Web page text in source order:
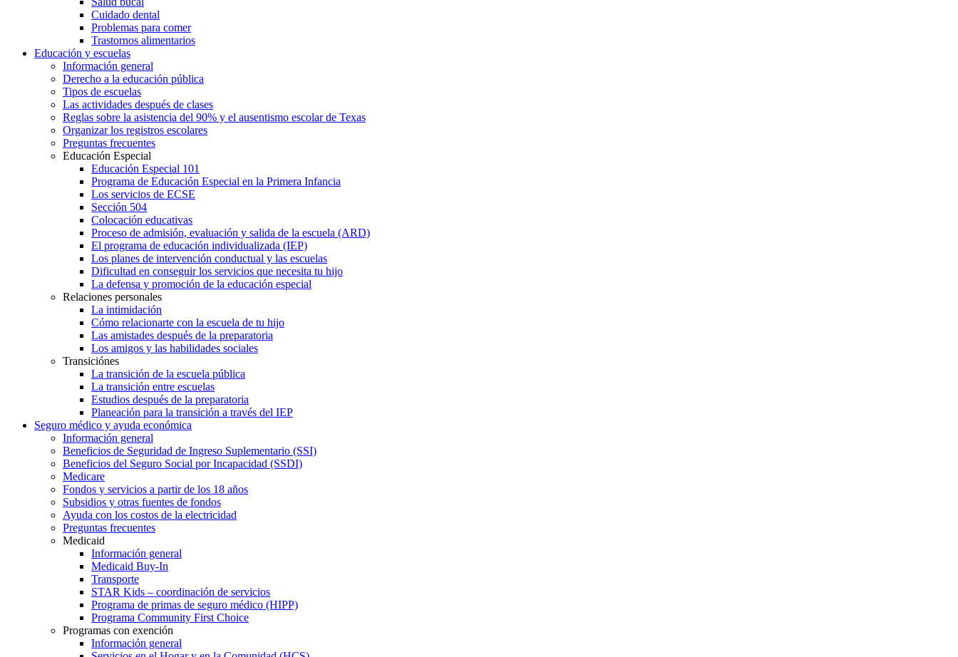
Cuidado dental
Problemas para comer
Trastornos alimentarios
Educación y escuelas
Información general
Derecho a la educación pública
Tipos de escuelas
Las actividades después de clases
Reglas sobre la asistencia del 90% y el ausentismo escolar de Texas
Organizar los registros escolares
Preguntas frecuentes
Educación Especial
Educación Especial 101
Programa de Educación Especial en la Primera Infancia
Los servicios de ECSE
Sección 504
Colocación educativas
Proceso de admisión, evaluación y salida de la escuela (ARD)
El programa de educación individualizada (IEP)
Los planes de intervención conductual y las escuelas
Dificultad en conseguir los servicios que necesita tu hijo
La defensa y promoción de la educación especial
Relaciones personales
La intimidación
Cómo relacionarte con la escuela de tu hijo
Las amistades después de la preparatoria
Los amigos y las habilidades sociales
Transiciónes
La transición de la escuela pública
La transición entre escuelas
Estudios después de la preparatoria
Planeación para la transición a través del IEP
Seguro médico y ayuda económica
Información general
Beneficios de Seguridad de Ingreso Suplementario (SSI)
Beneficios del Seguro Social por Incapacidad (SSDI)
Medicare
Fondos y servicios a partir de los 18 años
Subsidios y otras fuentes de fondos
Ayuda con los costos de la electricidad
Preguntas frecuentes
Medicaid
Información general
Medicaid Buy-In
Transporte
STAR Kids – coordinación de servicios
Programa de primas de seguro médico (HIPP)
Programa Community First Choice
Programas con exención
Información general